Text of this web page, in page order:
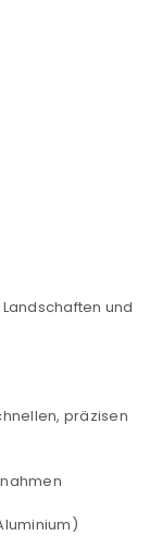
und
präzisen